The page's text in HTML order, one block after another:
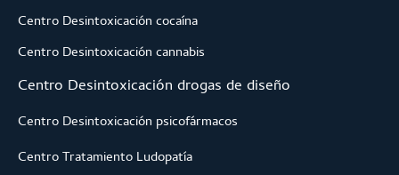
Centro Desintoxicación cocaína
Centro Desintoxicación cannabis
Centro Desintoxicación drogas de diseño
Centro Desintoxicación psicofármacos
Centro Tratamiento Ludopatía